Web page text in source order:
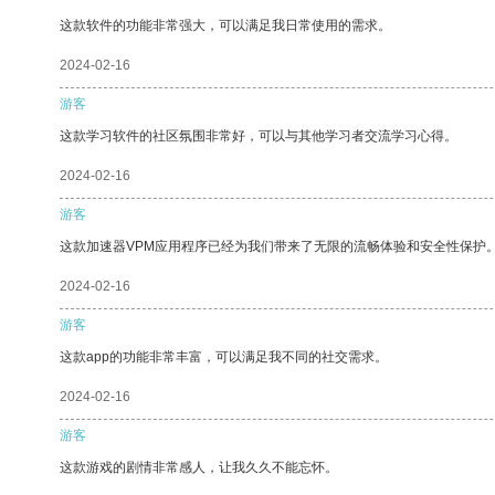
这款软件的功能非常强大，可以满足我日常使用的需求。
2024-02-16
游客
这款学习软件的社区氛围非常好，可以与其他学习者交流学习心得。
2024-02-16
游客
这款加速器VPM应用程序已经为我们带来了无限的流畅体验和安全性保护
2024-02-16
游客
这款app的功能非常丰富，可以满足我不同的社交需求。
2024-02-16
游客
这款游戏的剧情非常感人，让我久久不能忘怀。